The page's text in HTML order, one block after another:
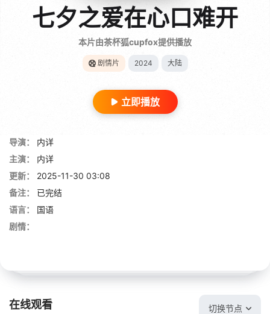
七夕之爱在心口难开
本片由茶杯狐cupfox提供播放
剧情片 2024 大陆
立即播放
导演：
内详
主演：
内详
更新：
2025-11-30 03:08
备注：
已完结
语言：
国语
剧情：
在线观看 切换节点